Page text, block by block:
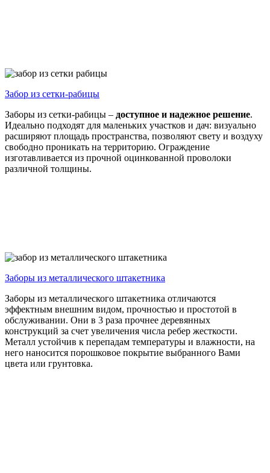
Забор из сетки-рабицы
Заборы из сетки-рабицы – доступное и надежное решение.
Идеально подходят для маленьких участков и дач: визуально
расширяют площадь пространства, позволяют свету и воздуху
свободно проникать на территорию. Ограждение
изготавливается из прочной оцинкованной проволоки
различной толщины.
Заборы из металлического штакетника
Заборы из металлического штакетника отличаются
эффектным внешним видом, прочностью и простотой в
обслуживании. Они в 3 раза прочнее деревянных
конструкций за счет увеличения числа ребер жесткости.
Металл устойчив к перепадам температуры и влажности, на
него наносится порошковое покрытие выбранного Вами
цвета или грунтовка.